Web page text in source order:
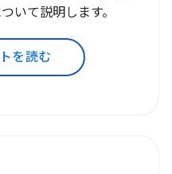
いて説明します。
を読む